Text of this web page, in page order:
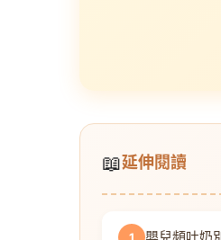
📖延伸閱讀
1